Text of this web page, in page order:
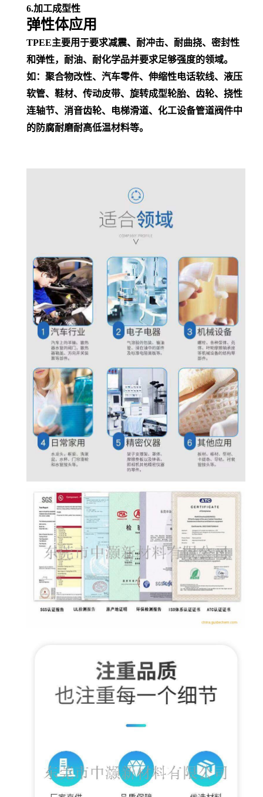
6.加工成型性
弹性体应用
TPEE主要用于要求减震、耐冲击、耐曲挠、密封性
和弹性，耐油、耐化学品并要求足够强度的领域。
如：聚合物改性、汽车零件、 伸缩性电话软线、 液压
软管、鞋材、传动皮带、旋转成型轮胎、齿轮、挠性
连轴节、消音齿轮、电梯滑道、 化工设备管道阀件中
的防腐耐磨耐高低温材料等。